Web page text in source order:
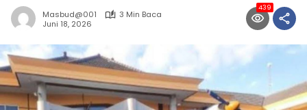
Masbud@001
3 Min Baca
Juni 18, 2026
439